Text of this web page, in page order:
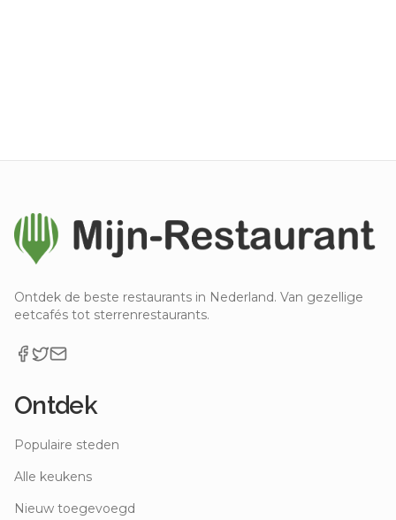
Ontdek de beste restaurants in Nederland. Van gezellige
eetcafés tot sterrenrestaurants.
Ontdek
Populaire steden
Alle keukens
Nieuw toegevoegd